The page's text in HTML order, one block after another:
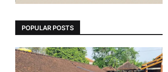
POPULAR POSTS